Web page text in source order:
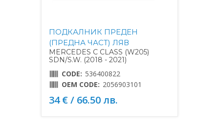
ПОДКАЛНИК ПРЕДЕН
(ПРЕДНА ЧАСТ) ЛЯВ
MERCEDES C CLASS (W205)
SDN/S.W. (2018 - 2021)
CODE: 536400822
OEM CODE: 2056903101
34 € / 66.50 лв.